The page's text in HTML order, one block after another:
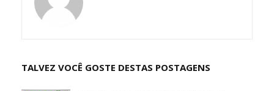
TALVEZ VOCÊ GOSTE DESTAS POSTAGENS